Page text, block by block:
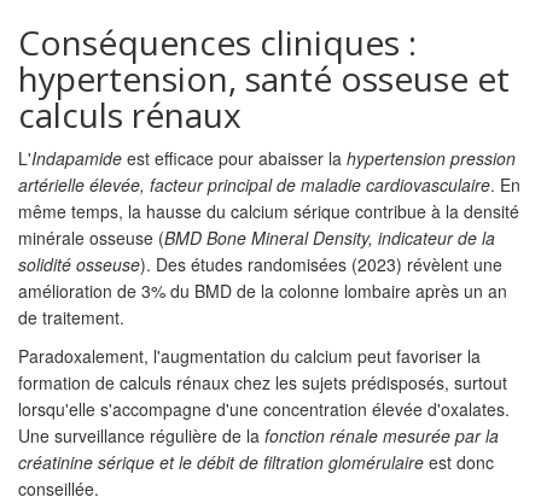
Conséquences cliniques :
hypertension, santé osseuse et
calculs rénaux
L'Indapamide est efficace pour abaisser la hypertension pression
artérielle élevée, facteur principal de maladie cardiovasculaire. En
même temps, la hausse du calcium sérique contribue à la densité
minérale osseuse (BMD Bone Mineral Density, indicateur de la
solidité osseuse). Des études randomisées (2023) révèlent une
amélioration de 3% du BMD de la colonne lombaire après un an
de traitement.
Paradoxalement, l'augmentation du calcium peut favoriser la
formation de calculs rénaux chez les sujets prédisposés, surtout
lorsqu'elle s'accompagne d'une concentration élevée d'oxalates.
Une surveillance régulière de la fonction rénale mesurée par la
créatinine sérique et le débit de filtration glomérulaire est donc
conseillée.